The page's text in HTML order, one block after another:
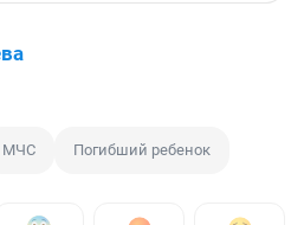
МЧС Погибший ребенок